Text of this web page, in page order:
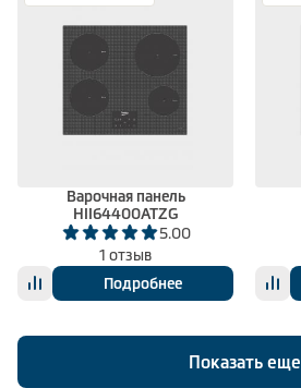
Варочная панель
HII64400ATZG
5.00
1 отзыв
Подробнее
Показать еще